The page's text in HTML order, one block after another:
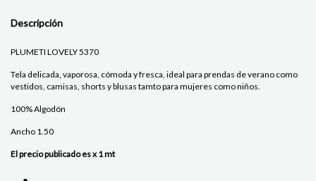
Descripción
PLUMETI LOVELY 5370
Tela delicada, vaporosa, cómoda y fresca, ideal para prendas de verano como
vestidos, camisas, shorts y blusas tamto para mujeres como niños.
100% Algodón
Ancho 1.50
El precio publicado es x 1 mt